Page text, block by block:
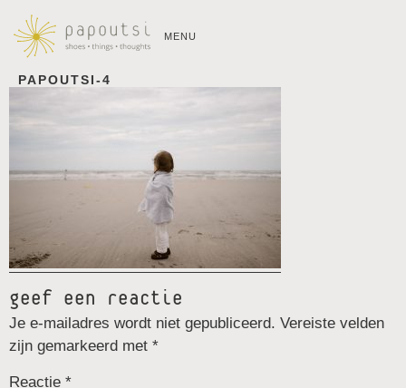
MENU
PAPOUTSI-4
geef een reactie
Je e-mailadres wordt niet gepubliceerd. Vereiste velden
zijn gemarkeerd met *
Reactie *